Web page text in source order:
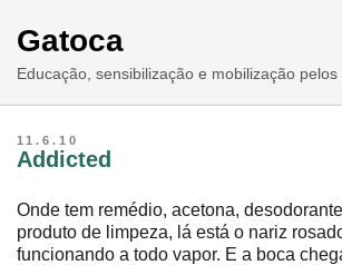
Gatoca
Educação, sensibilização e mobilização pelos
11.6.10
Addicted
Onde tem remédio, acetona,
produto de limpeza, lá está o nariz
funcionando a todo vapor. E a boca